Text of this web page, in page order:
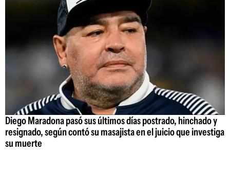
Diego Maradona pasó sus últimos días postrado, hinchado y
resignado, según contó su masajista en el juicio que investiga
su muerte